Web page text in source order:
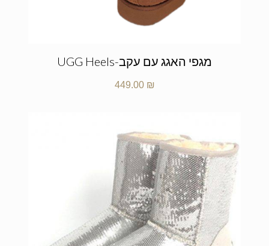
מגפי האגג עם עקב-UGG Heels
449.00 ₪